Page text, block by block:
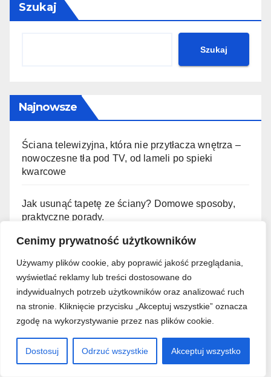
Cenimy prywatność użytkowników
Używamy plików cookie, aby poprawić jakość przeglądania,
wyświetlać reklamy lub treści dostosowane do
indywidualnych potrzeb użytkowników oraz analizować ruch
na stronie. Kliknięcie przycisku „Akceptuj wszystkie” oznacza
zgodę na wykorzystywanie przez nas plików cookie.
Dostosuj Odrzuć wszystkie Akceptuj wszystko
Szukaj
Szukaj
Najnowsze
Ściana telewizyjna, która nie przytłacza wnętrza –
nowoczesne tła pod TV, od lameli po spieki
kwarcowe
Jak usunąć tapetę ze ściany? Domowe sposoby,
praktyczne porady.
Ile schnie silikon? Jak długo schnie silikon
sanitarny?
Regulacja drzwi balkonowych – wykonasz nawet
bez doświadczenia.
Regulacja okien plastikowych i wymiana uszczelek
– zrób to sam.